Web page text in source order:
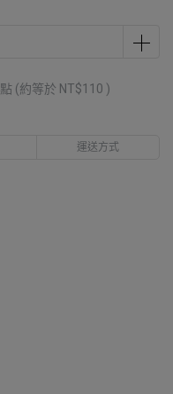
點 (約等於 NT$110 )
運送方式